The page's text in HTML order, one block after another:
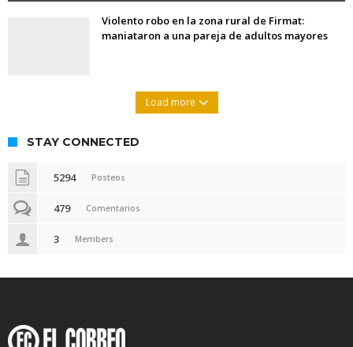
Violento robo en la zona rural de Firmat:
maniataron a una pareja de adultos mayores
Load more
STAY CONNECTED
5294 Posteos
479 Comentarios
3 Members